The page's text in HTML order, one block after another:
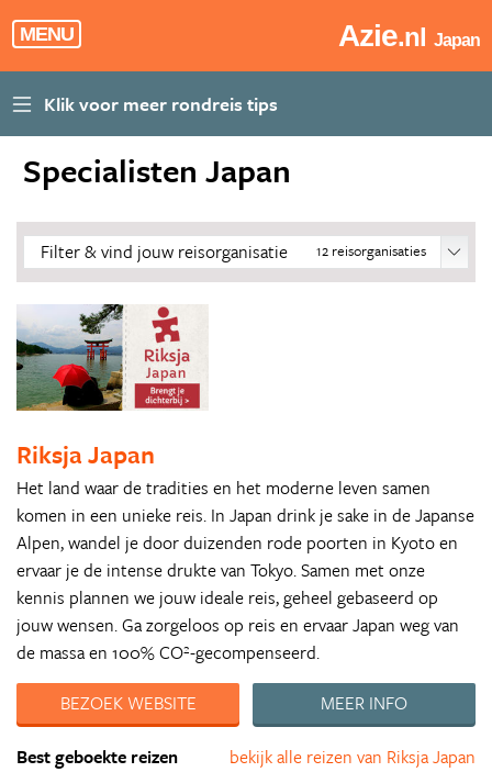
MENU Azie.nl Japan
Specialisten Japan
12 reisorganisaties
Filter & vind jouw reisorganisatie
Riksja Japan
Het land waar de tradities en het moderne leven samen
komen in een unieke reis. In Japan drink je sake in de Japanse
Alpen, wandel je door duizenden rode poorten in Kyoto en
ervaar je de intense drukte van Tokyo. Samen met onze
kennis plannen we jouw ideale reis, geheel gebaseerd op
jouw wensen. Ga zorgeloos op reis en ervaar Japan weg van
de massa en 100% CO²-gecompenseerd.
BEZOEK WEBSITE
MEER INFO
bekijk alle reizen van Riksja Japan
Best geboekte reizen